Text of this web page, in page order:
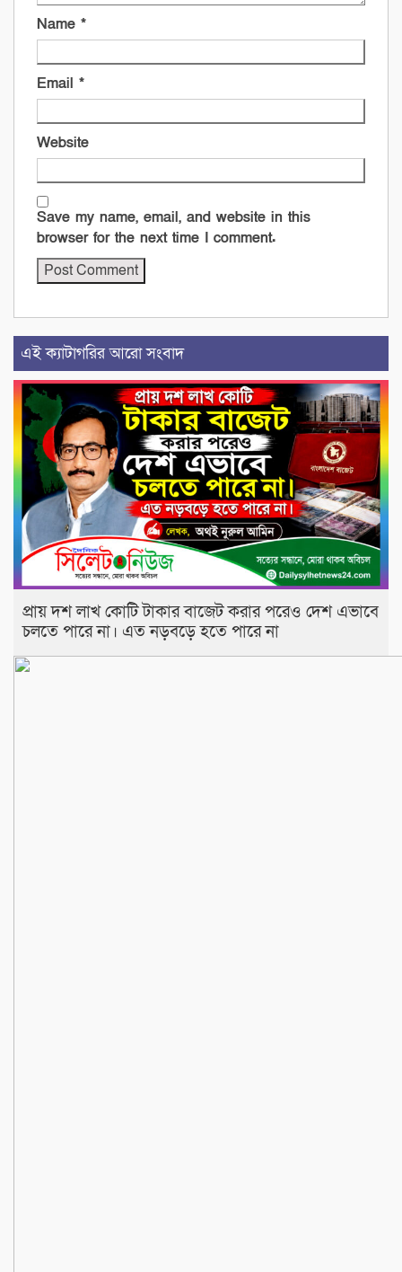
Name *
Email *
Website
Save my name, email, and website in this
browser for the next time I comment.
এই ক্যাটাগরির আরো সংবাদ
প্রায় দশ লাখ কোটি টাকার বাজেট করার পরেও দেশ এভাবে
চলতে পারে না। এত নড়বড়ে হতে পারে না